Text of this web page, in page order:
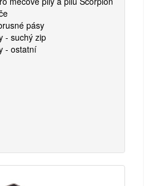
pásy
- suchý zip
- ostatní